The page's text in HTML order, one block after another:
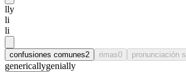
lly
li
li
confusiones comunes2 rimas0 pronunciación
genericallygenially